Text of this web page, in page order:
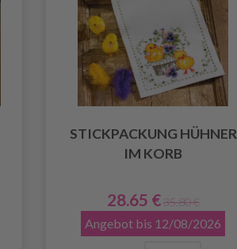
STICKPACKUNG HÜHNER
IM KORB
28.65 € 35.80 €
Angebot bis 12/08/2026